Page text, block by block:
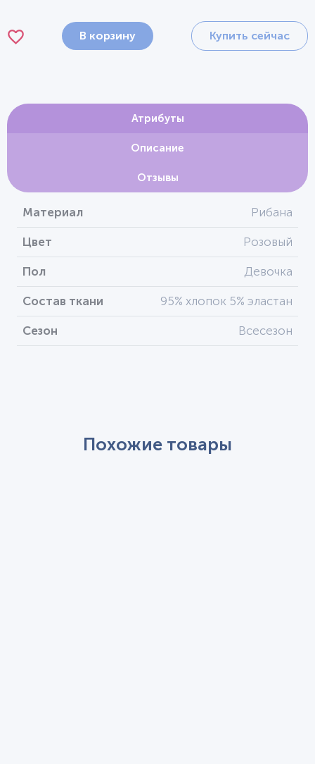
В корзину Купить сейчас
Атрибуты
Описание
Отзывы
Материал Рибана
Цвет Розовый
Пол Девочка
Состав ткани 95% хлопок 5% эластан
Сезон Всесезон
Похожие товары